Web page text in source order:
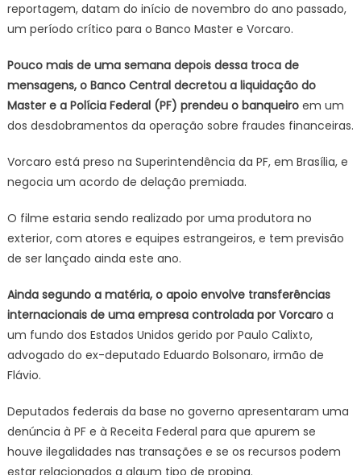
reportagem, datam do início de novembro do ano passado,
um período crítico para o Banco Master e Vorcaro.
Pouco mais de uma semana depois dessa troca de
mensagens, o Banco Central decretou a liquidação do
Master e a Polícia Federal (PF) prendeu o banqueiroem um
dos desdobramentos da operação sobre fraudes financeiras.
Vorcaro está preso na Superintendência da PF, em Brasília, e
negocia um acordo de delação premiada.
O filme estaria sendo realizado por uma produtora no
exterior, com atores e equipes estrangeiros, e tem previsão
de ser lançado ainda este ano.
Ainda segundo a matéria, o apoio envolve transferências
internacionais de uma empresa controlada por Vorcaroa
um fundo dos Estados Unidos gerido por Paulo Calixto,
advogado do ex-deputado Eduardo Bolsonaro, irmão de
Flávio.
Deputados federais da base no governo apresentaram uma
denúncia à PF e à Receita Federal para que apurem se
houve ilegalidades nas transações e se os recursos podem
estar relacionados a algum tipo de propina.